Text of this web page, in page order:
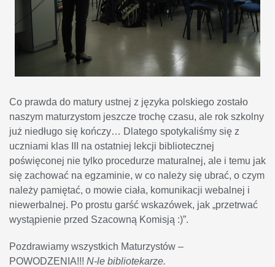
Co prawda do matury ustnej z języka polskiego zostało
naszym maturzystom jeszcze trochę czasu, ale rok szkolny
już niedługo się kończy… Dlatego spotykaliśmy się z
uczniami klas III na ostatniej lekcji bibliotecznej
poświęconej nie tylko procedurze maturalnej, ale i temu jak
się zachować na egzaminie, w co należy się ubrać, o czym
należy pamiętać, o mowie ciała, komunikacji webalnej i
niewerbalnej. Po prostu garść wskazówek, jak „przetrwać
wystąpienie przed Szacowną Komisją :)”.
Pozdrawiamy wszystkich Maturzystów –
POWODZENIA!!! N-le bibliotekarze.